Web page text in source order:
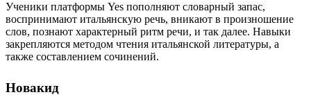
Ученики платформы Yes пополняют словарный запас,
воспринимают итальянскую речь, вникают в произношение
слов, познают характерный ритм речи, и так далее. Навыки
закрепляются методом чтения итальянской литературы, а
также составлением сочинений.
Новакид